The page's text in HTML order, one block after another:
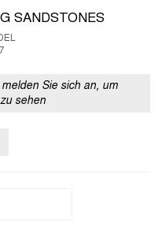
SANDSTONES
Sie sich an, um
sehen